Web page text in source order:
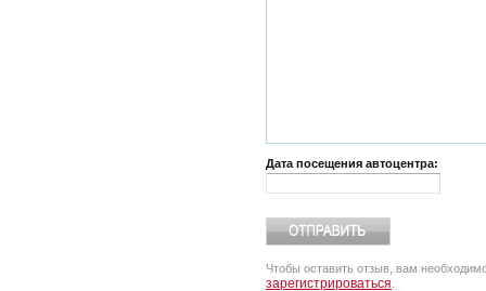
Дата посещения автоцентра:
Чтобы оставить отзыв, вам
зарегистрироваться